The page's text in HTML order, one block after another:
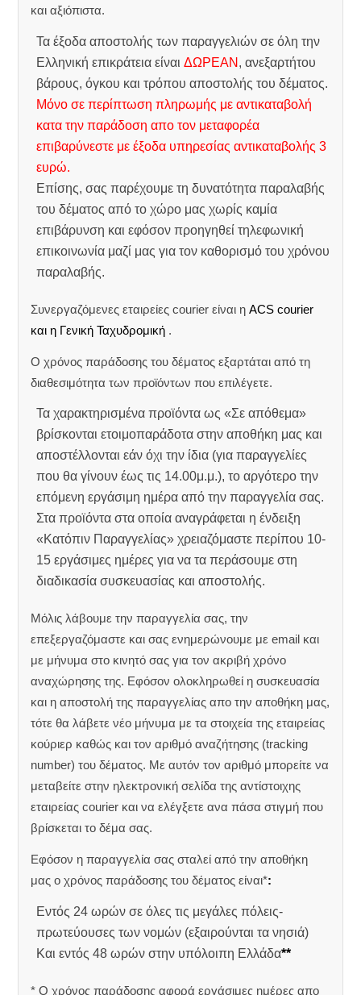
και αξιόπιστα.
Τα έξοδα αποστολής των παραγγελιών σε όλη την
Ελληνική επικράτεια είναιΔΩΡΕΑΝ , ανεξαρτήτου
βάρους, όγκου και τρόπου αποστολής του δέματος.
Μόνο σε περίπτωση πληρωμής με αντικαταβολή
κατα την παράδοση απο τον μεταφορέα
επιβαρύνεστε με έξοδα υπηρεσίας αντικαταβολής 3
ευρώ.
Επίσης, σας παρέχουμε τη δυνατότητα παραλαβής
του δέματος από το χώρο μας χωρίς καμία
επιβάρυνση και εφόσον προηγηθεί τηλεφωνική
επικοινωνία μαζί μας για τον καθορισμό του χρόνου
παραλαβής.
Συνεργαζόμενες εταιρείες courier είναι ηACS courier
και η Γενική Ταχυδρομική .
Ο χρόνος παράδοσης του δέματος εξαρτάται από τη
διαθεσιμότητα των προϊόντων που επιλέγετε.
Τα χαρακτηρισμένα προϊόντα ως «Σε απόθεμα»
βρίσκονται ετοιμοπαράδοτα στην αποθήκη μας και
αποστέλλονται εάν όχι την ίδια (για παραγγελίες
που θα γίνουν έως τις 14.00μ.μ.), το αργότερο την
επόμενη εργάσιμη ημέρα από την παραγγελία σας.
Στα προϊόντα στα οποία αναγράφεται η ένδειξη
«Κατόπιν Παραγγελίας» χρειαζόμαστε περίπου 10-
15 εργάσιμες ημέρες για να τα περάσουμε στη
διαδικασία συσκευασίας και αποστολής.
Μόλις λάβουμε την παραγγελία σας, την
επεξεργαζόμαστε και σας ενημερώνουμε με email και
με μήνυμα στο κινητό σας για τον ακριβή χρόνο
αναχώρησης της. Εφόσον ολοκληρωθεί η συσκευασία
και η αποστολή της παραγγελίας απο την αποθήκη μας,
τότε θα λάβετε νέο μήνυμα με τα στοιχεία της εταιρείας
κούριερ καθώς και τον αριθμό αναζήτησης (tracking
number) του δέματος. Με αυτόν τον αριθμό μπορείτε να
μεταβείτε στην ηλεκτρονική σελίδα της αντίστοιχης
εταιρείας courier και να ελέγξετε ανα πάσα στιγμή που
βρίσκεται το δέμα σας.
Εφόσον η παραγγελία σας σταλεί από την αποθήκη
μας ο χρόνος παράδοσης του δέματος είναι*:
Εντός 24 ωρών σε όλες τις μεγάλες πόλεις-
πρωτεύουσες των νομών (εξαιρούνται τα νησιά)
Και εντός 48 ωρών στην υπόλοιπη Ελλάδα**
* Ο χρόνος παράδοσης αφορά εργάσιμες ημέρες απο